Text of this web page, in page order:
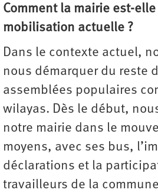
Comment la mairie est-
mobilisation actuelle ?
Dans le contexte actuel,
nous démarquer du reste
assemblées populaires
wilayas. Dès le début,
notre mairie dans le
moyens, avec ses bus,
déclarations et la
travailleurs de la